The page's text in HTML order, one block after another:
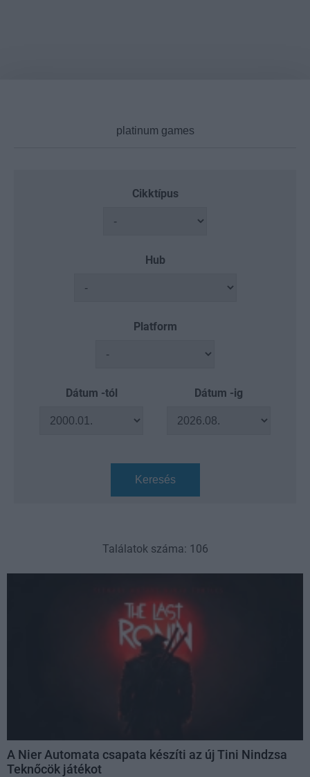
Cikktípus
Hub
Platform
Dátum -tól Dátum -ig
Keresés
Találatok száma: 106
A Nier Automata csapata készíti az új Tini Nindzsa
Teknőcök játékot